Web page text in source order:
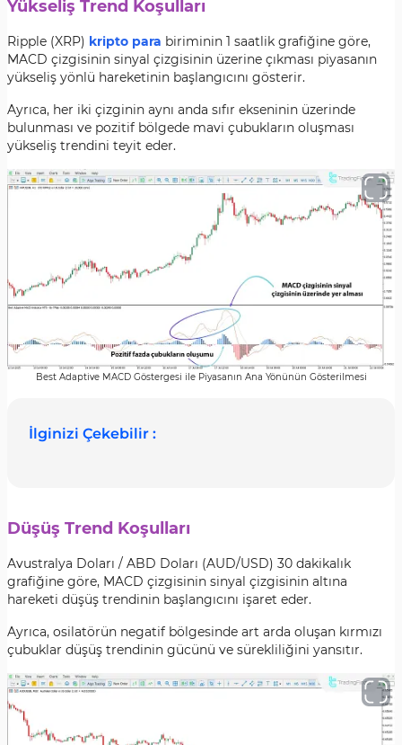
Yükseliş Trend Koşulları
Ripple (XRP) kripto para biriminin 1 saatlik grafiğine göre,
MACD çizgisinin sinyal çizgisinin üzerine çıkması piyasanın
yükseliş yönlü hareketinin başlangıcını gösterir.
Ayrıca, her iki çizginin aynı anda sıfır ekseninin üzerinde
bulunması ve pozitif bölgede mavi çubukların oluşması
yükseliş trendini teyit eder.
Best Adaptive MACD Göstergesi ile Piyasanın Ana Yönünün Gösterilmesi
İlginizi Çekebilir :
Düşüş Trend Koşulları
Avustralya Doları / ABD Doları (AUD/USD) 30 dakikalık
grafiğine göre, MACD çizgisinin sinyal çizgisinin altına
hareketi düşüş trendinin başlangıcını işaret eder.
Ayrıca, osilatörün negatif bölgesinde art arda oluşan kırmızı
çubuklar düşüş trendinin gücünü ve sürekliliğini yansıtır.